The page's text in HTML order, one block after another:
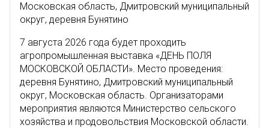
Московская область, Дмитровский муниципальный
округ, деревня Бунятино
7 августа 2026 года будет проходить
агропромышленная выставка «ДЕНЬ ПОЛЯ
МОСКОВСКОЙ ОБЛАСТИ». Место проведения:
деревня Бунятино, Дмитровский муниципальный
округ, Московская область. Организаторами
мероприятия являются Министерство сельского
хозяйства и продовольствия Московской области.